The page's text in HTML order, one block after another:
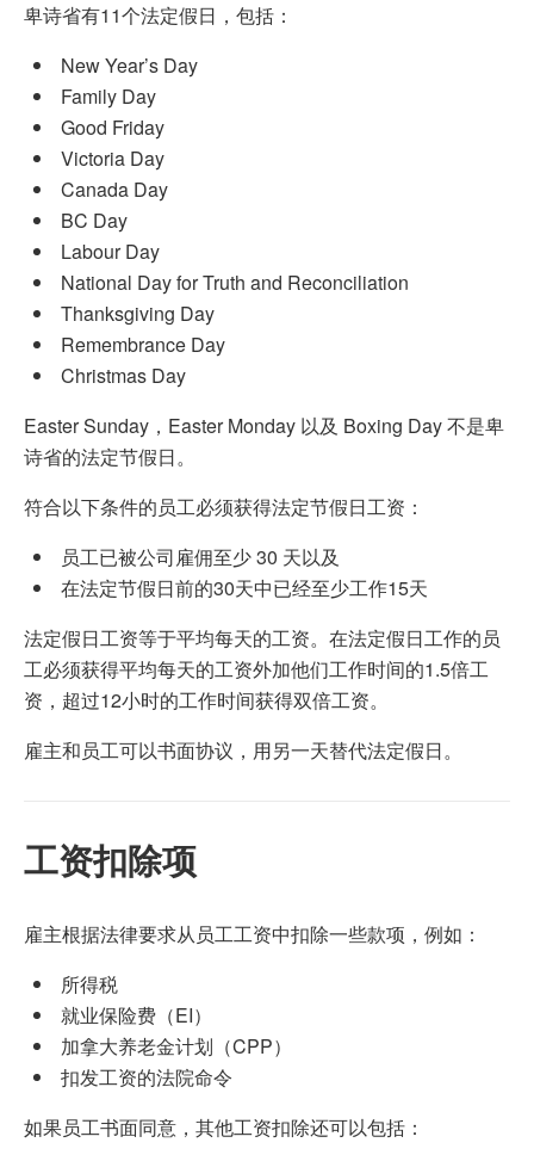
卑诗省有11个法定假日，包括：
New Year’s Day
Family Day
Good Friday
Victoria Day
Canada Day
BC Day
Labour Day
National Day for Truth and Reconciliation
Thanksgiving Day
Remembrance Day
Christmas Day
Easter Sunday，Easter Monday 以及 Boxing Day 不是卑
诗省的法定节假日。
符合以下条件的员工必须获得法定节假日工资：
员工已被公司雇佣至少 30 天以及
在法定节假日前的30天中已经至少工作15天
法定假日工资等于平均每天的工资。在法定假日工作的员
工必须获得平均每天的工资外加他们工作时间的1.5倍工
资，超过12小时的工作时间获得双倍工资。
雇主和员工可以书面协议，用另一天替代法定假日。
工资扣除项
雇主根据法律要求从员工工资中扣除一些款项，例如：
所得税
就业保险费（EI）
加拿大养老金计划（CPP）
扣发工资的法院命令
如果员工书面同意，其他工资扣除还可以包括：